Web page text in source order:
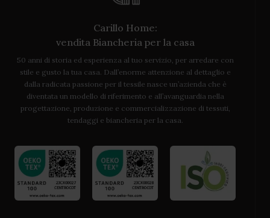
Carillo Home:
vendita Biancheria per la casa
50 anni di storia ed esperienza al tuo servizio, per arredare con
stile e gusto la tua casa. Dall’enorme attenzione al dettaglio e
dalla radicata passione per il tessile nasce un’azienda che è
diventata un modello di riferimento e all’avanguardia nella
progettazione, produzione e commercializzazione di tessuti,
tendaggi e biancheria per la casa.